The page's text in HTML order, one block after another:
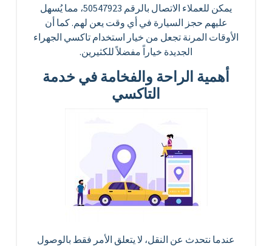
يمكن للعملاء الاتصال بالرقم 50547923، مما يُسهل
عليهم حجز السيارة في أي وقت يعن لهم. كما أن
الأوقات المرنة تجعل من خيار استخدام تاكسي الجهراء
الجديدة خياراً مفضلاً للكثيرين.
أهمية الراحة والفخامة في خدمة
التاكسي
عندما نتحدث عن النقل، لا يتعلق الأمر فقط بالوصول